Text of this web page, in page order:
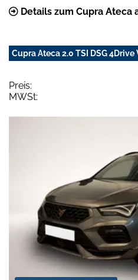
Details zum Cupra Ateca
Cupra Ateca 2.0 TSI DSG 4Drive
Preis:
MWSt: